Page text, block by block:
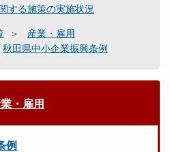
する施策の実施状況
産業・雇用
秋田県中小企業振興条例
・雇用
例